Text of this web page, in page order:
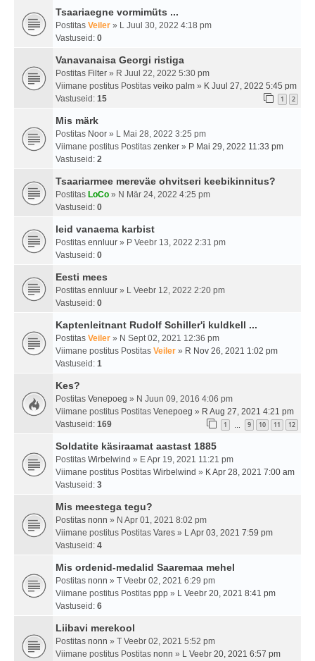
Tsaariaegne vormimüts ...
Postitas Veiler » L Juul 30, 2022 4:18 pm
Vastuseid: 0
Vanavanaisa Georgi ristiga
Postitas Filter » R Juul 22, 2022 5:30 pm
Viimane postitus Postitas veiko palm » K Juul 27, 2022 5:45 pm
Vastuseid: 15 1 2
Mis märk
Postitas Noor » L Mai 28, 2022 3:25 pm
Viimane postitus Postitas zenker » P Mai 29, 2022 11:33 pm
Vastuseid: 2
Tsaariarmee mereväe ohvitseri keebikinnitus?
Postitas LoCo » N Mär 24, 2022 4:25 pm
Vastuseid: 0
leid vanaema karbist
Postitas ennluur » P Veebr 13, 2022 2:31 pm
Vastuseid: 0
Eesti mees
Postitas ennluur » L Veebr 12, 2022 2:20 pm
Vastuseid: 0
Kaptenleitnant Rudolf Schiller'i kuldkell ...
Postitas Veiler » N Sept 02, 2021 12:36 pm
Viimane postitus Postitas Veiler » R Nov 26, 2021 1:02 pm
Vastuseid: 1
Kes?
Postitas Venepoeg » N Juun 09, 2016 4:06 pm
Viimane postitus Postitas Venepoeg » R Aug 27, 2021 4:21 pm
Vastuseid: 169 1 9 10 11 12
Soldatite käsiraamat aastast 1885
Postitas Wirbelwind » E Apr 19, 2021 11:21 pm
Viimane postitus Postitas Wirbelwind » K Apr 28, 2021 7:00 am
Vastuseid: 3
Mis meestega tegu?
Postitas nonn » N Apr 01, 2021 8:02 pm
Viimane postitus Postitas Vares » L Apr 03, 2021 7:59 pm
Vastuseid: 4
Mis ordenid-medalid Saaremaa mehel
Postitas nonn » T Veebr 02, 2021 6:29 pm
Viimane postitus Postitas ppp » L Veebr 20, 2021 8:41 pm
Vastuseid: 6
Liibavi merekool
Postitas nonn » T Veebr 02, 2021 5:52 pm
Viimane postitus Postitas nonn » L Veebr 20, 2021 6:57 pm